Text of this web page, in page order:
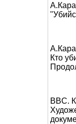
Кто
BBC.